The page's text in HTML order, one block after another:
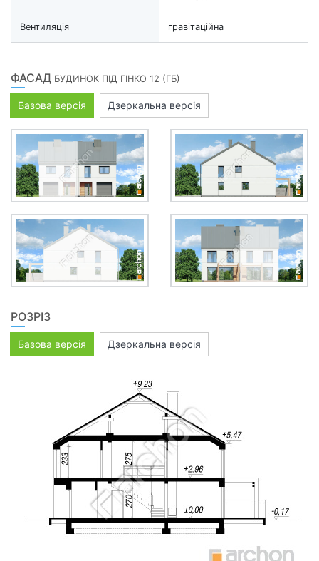
Вентиляція гравітаційна
ФАСАД БУДИНОК ПІД ГІНКО 12 (ГБ)
Базова версія Дзеркальна версія
РОЗРІЗ
Базова версія Дзеркальна версія